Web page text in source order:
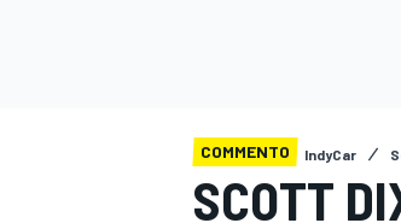
COMMENTO IndyCar
SCOTT